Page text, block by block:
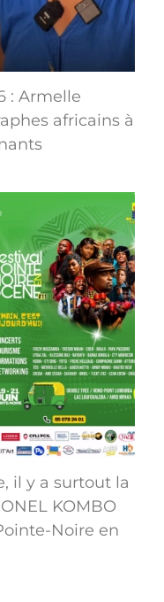
: Armelle
africains à
il y a surtout la
KOMBO
Noire en